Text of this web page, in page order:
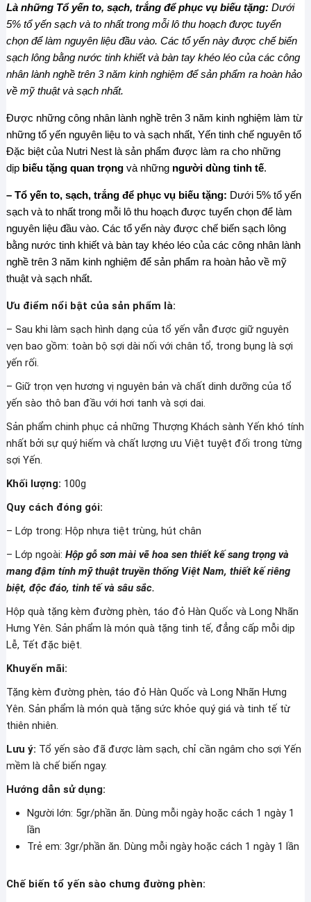
–
100g
–
Hộp
Gỗ
Sơn
Mài
Vẽ
Hoa
Sen
lượng
Là những Tổ yến to, sạch, trắng để phục vụ biếu tặng: Dưới
5% tổ yến sạch và to nhất trong mỗi lô thu hoạch được tuyển
chọn để làm nguyên liệu đầu vào. Các tổ yến này được chế biến
sạch lông bằng nước tinh khiết và bàn tay khéo léo của các công
nhân lành nghề trên 3 năm kinh nghiệm để sản phẩm ra hoàn hảo
về mỹ thuật và sạch nhất.
Được những công nhân lành nghề trên 3 năm kinh nghiệm làm từ
những tổ yến nguyên liệu to và sạch nhất, Yến tinh chế nguyên tổ
Đặc biệt của Nutri Nest là sản phẩm được làm ra cho những
dịp biếu tặng quan trọngvà những người dùng tinh tế.
– Tổ yến to, sạch, trắng để phục vụ biếu tặng: Dưới 5% tổ yến
sạch và to nhất trong mỗi lô thu hoạch được tuyển chọn để làm
nguyên liệu đầu vào. Các tổ yến này được chế biến sạch lông
bằng nước tinh khiết và bàn tay khéo léo của các công nhân lành
nghề trên 3 năm kinh nghiệm để sản phẩm ra hoàn hảo về mỹ
thuật và sạch nhất.
Ưu điểm nổi bật của sản phẩm là:
– Sau khi làm sạch hình dạng của tổ yến vẫn được giữ nguyên
vẹn bao gồm: toàn bộ sợi dài nối với chân tổ, trong bụng là sợi
yến rối.
– Giữ trọn vẹn hương vị nguyên bản và chất dinh dưỡng của tổ
yến sào thô ban đầu với hơi tanh và sợi dai.
Sản phẩm chinh phục cả những Thượng Khách sành Yến khó tính
nhất bởi sự quý hiếm và chất lượng ưu Việt tuyệt đối trong từng
sợi Yến.
Khối lượng: 100g
Quy cách đóng gói:
– Lớp trong: Hộp nhựa tiệt trùng, hút chân
– Lớp ngoài: Hộp gỗ sơn mài vẽ hoa sen thiết kế sang trọng và
mang đậm tính mỹ thuật truyền thống Việt Nam, thiết kế riêng
biệt, độc đáo, tinh tế và sâu sắc.
Hộp quà tặng kèm đường phèn, táo đỏ Hàn Quốc và Long Nhãn
Hưng Yên. Sản phẩm là món quà tặng tinh tế, đẳng cấp mỗi dịp
Lễ, Tết đặc biệt.
Khuyến mãi:
Tặng kèm đường phèn, táo đỏ Hàn Quốc và Long Nhãn Hưng
Yên. Sản phẩm là món quà tặng sức khỏe quý giá và tinh tế từ
thiên nhiên.
Lưu ý: Tổ yến sào đã được làm sạch, chỉ cần ngâm cho sợi Yến
mềm là chế biến ngay.
Hướng dẫn sử dụng:
Người lớn: 5gr/phần ăn. Dùng mỗi ngày hoặc cách 1 ngày 1
lần
Trẻ em: 3gr/phần ăn. Dùng mỗi ngày hoặc cách 1 ngày 1 lần
Chế biến tổ yến sào chưng đường phèn: